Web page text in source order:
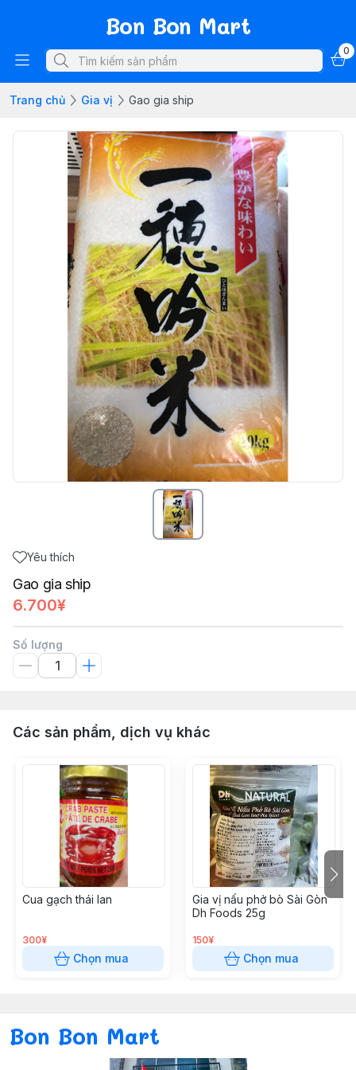
Bon Bon Mart
0
Trang chủ Gia vị Gao gia ship
Yêu thích
Gao gia ship
6.700¥
Số lượng
Các sản phẩm, dịch vụ khác
Cua gạch thái lan
300¥
Chọn mua
Gia vị nấu phở bò Sài Gòn
Dh Foods 25g
150¥
Chọn mua
Bon Bon Mart